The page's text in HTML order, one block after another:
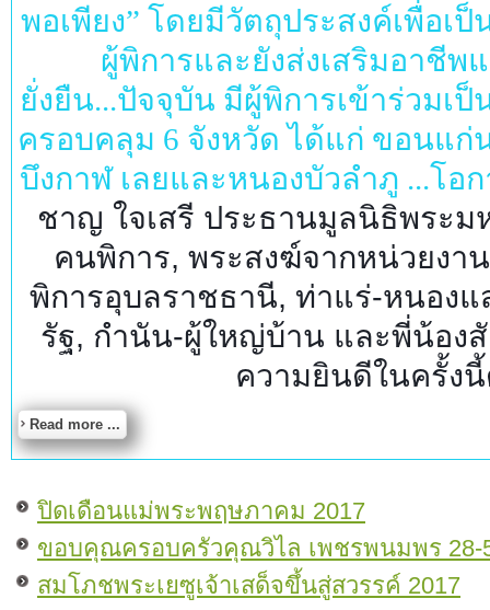
พอเพียง” โดยมีวัตถุประสงค์เพื่อเ
ผู้พิการและยังส่งเสริมอาชีพ
ยั่งยืน...ปัจจุบัน มีผู้พิการเข้าร่วมเ
ครอบคลุม 6 จังหวัด ได้แก่ ขอนแก่
บึงกาฬ เลยและหนองบัวลำภู ...โอ
ชาญ ใจเสรี ประธานมูลนิธิพระม
คนพิการ, พระสงฆ์จากหน่วยงา
พิการอุบลราชธานี, ท่าแร่-หนอง
รัฐ, กำนัน-ผู้ใหญ่บ้าน และพี่น้อง
ความยินดีในครั้ง
Read more ...
ปิดเดือนแม่พระพฤษภาคม 2017
ขอบคุณครอบครัวคุณวิไล เพชรพนมพร 28-
สมโภชพระเยซูเจ้าเสด็จขึ้นสู่สวรรค์ 2017